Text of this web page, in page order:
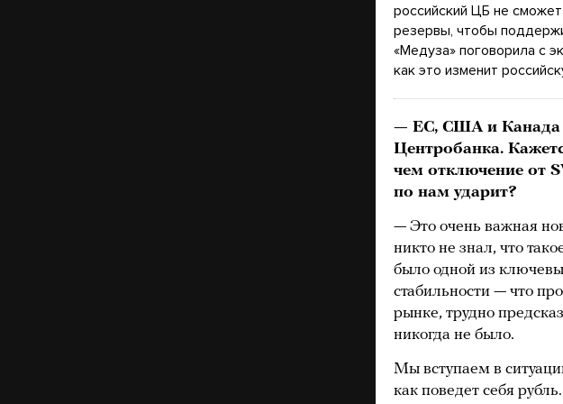
российский ЦБ не
резервы, чтобы
«Медуза» поговорила с
как это изменит
— ЕС, США и Канада
Центробанка.
чем отключение от
по нам ударит?
— Это очень важная
никто не знал, что
было одной из
стабильности — что
рынке, трудно
никогда не было.
Мы вступаем в
как поведет себя